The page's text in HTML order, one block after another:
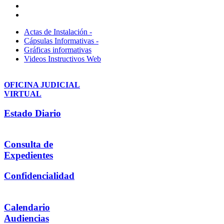
Actas de Instalación -
Cápsulas Informativas -
Gráficas informativas
Videos Instructivos Web
OFICINA JUDICIAL
VIRTUAL
Estado Diario
Consulta de
Expedientes
Confidencialidad
Calendario
Audiencias